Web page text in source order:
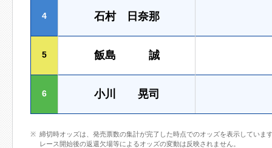
4 石村 日奈那
5 飯島 誠
6 小川 晃司
締切時オッズは、発売票数の集計が完了した時点でのオッズを表示していま
レース開始後の返還欠場等によるオッズの変動は反映されません。